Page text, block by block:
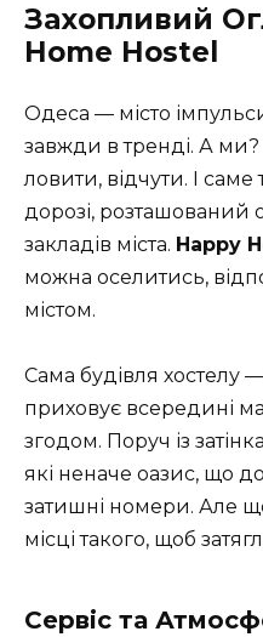
Захопливий
Home Hostel
Одеса — місто
завжди в тренді. А
ловити, відчути. І саме
дорозі, розташований
закладів міста. Happy
можна оселитись,
містом.
Сама будівля хостелу
приховує всередині
згодом. Поруч із
які неначе оазис, що
затишні номери. Але
місці такого, щоб
Сервіс та